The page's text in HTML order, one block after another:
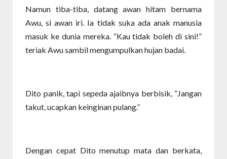
Namun tiba-tiba, datang awan hitam bernama
Awu, si awan iri. Ia tidak suka ada anak manusia
masuk ke dunia mereka. “Kau tidak boleh di sini!”
teriak Awu sambil mengumpulkan hujan badai.
Dito panik, tapi sepeda ajaibnya berbisik, “Jangan
takut, ucapkan keinginan pulang.”
Dengan cepat Dito menutup mata dan berkata,